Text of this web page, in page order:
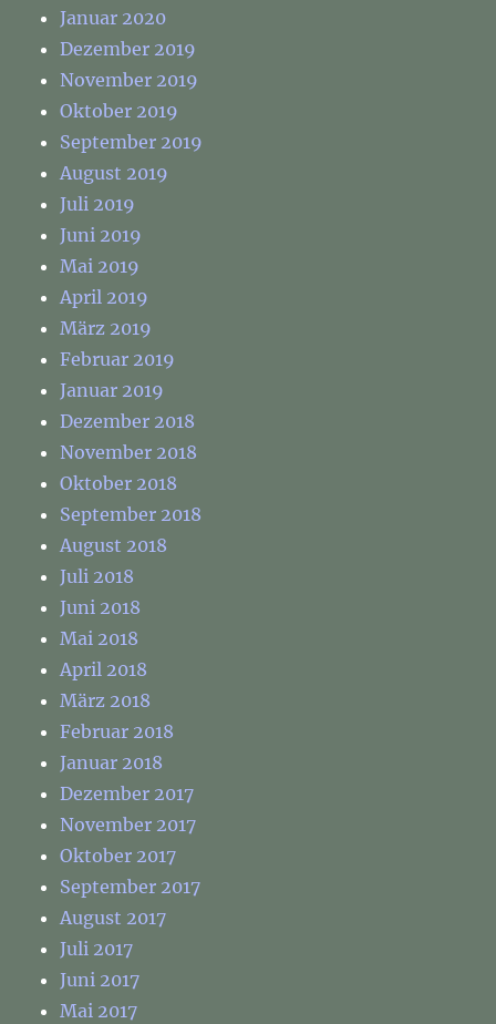
Januar 2020
Dezember 2019
November 2019
Oktober 2019
September 2019
August 2019
Juli 2019
Juni 2019
Mai 2019
April 2019
März 2019
Februar 2019
Januar 2019
Dezember 2018
November 2018
Oktober 2018
September 2018
August 2018
Juli 2018
Juni 2018
Mai 2018
April 2018
März 2018
Februar 2018
Januar 2018
Dezember 2017
November 2017
Oktober 2017
September 2017
August 2017
Juli 2017
Juni 2017
Mai 2017